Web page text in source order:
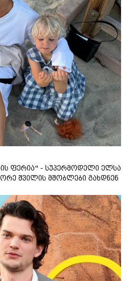
ფერია" - სუპერმოდელი ელსა
შვილის მშობლები გახდნენ